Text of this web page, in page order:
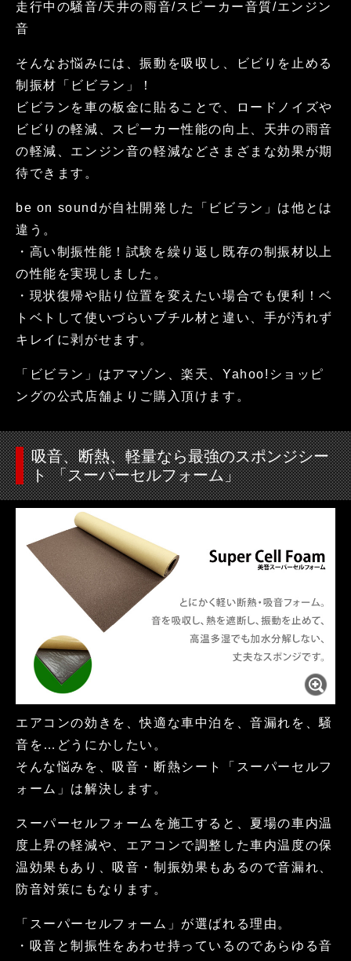
走行中の騒音/天井の雨音/スピーカー音質/エンジン
音
そんなお悩みには、振動を吸収し、ビビりを止める
制振材「ビビラン」！
ビビランを車の板金に貼ることで、ロードノイズや
ビビりの軽減、スピーカー性能の向上、天井の雨音
の軽減、エンジン音の軽減などさまざまな効果が期
待できます。
be on soundが自社開発した「ビビラン」は他とは
違う。
・高い制振性能！試験を繰り返し既存の制振材以上
の性能を実現しました。
・現状復帰や貼り位置を変えたい場合でも便利！ベ
トベトして使いづらいブチル材と違い、手が汚れず
キレイに剥がせます。
「ビビラン」はアマゾン、楽天、Yahoo!ショッピ
ングの公式店舗よりご購入頂けます。
吸音、断熱、軽量なら最強のスポンジシー
ト 「スーパーセルフォーム」
エアコンの効きを、快適な車中泊を、音漏れを、騒
音を…どうにかしたい。
そんな悩みを、吸音・断熱シート「スーパーセルフ
ォーム」は解決します。
スーパーセルフォームを施工すると、夏場の車内温
度上昇の軽減や、エアコンで調整した車内温度の保
温効果もあり、吸音・制振効果もあるので音漏れ、
防音対策にもなります。
「スーパーセルフォーム」が選ばれる理由。
・吸音と制振性をあわせ持っているのであらゆる音